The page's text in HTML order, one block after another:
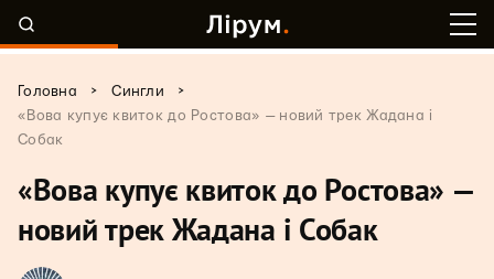
Головна > Сингли
>
«Вова купує квиток до Ростова» — новий трек Жадана і
Собак
«Вова купує квиток до Ростова» —
новий трек Жадана і Собак